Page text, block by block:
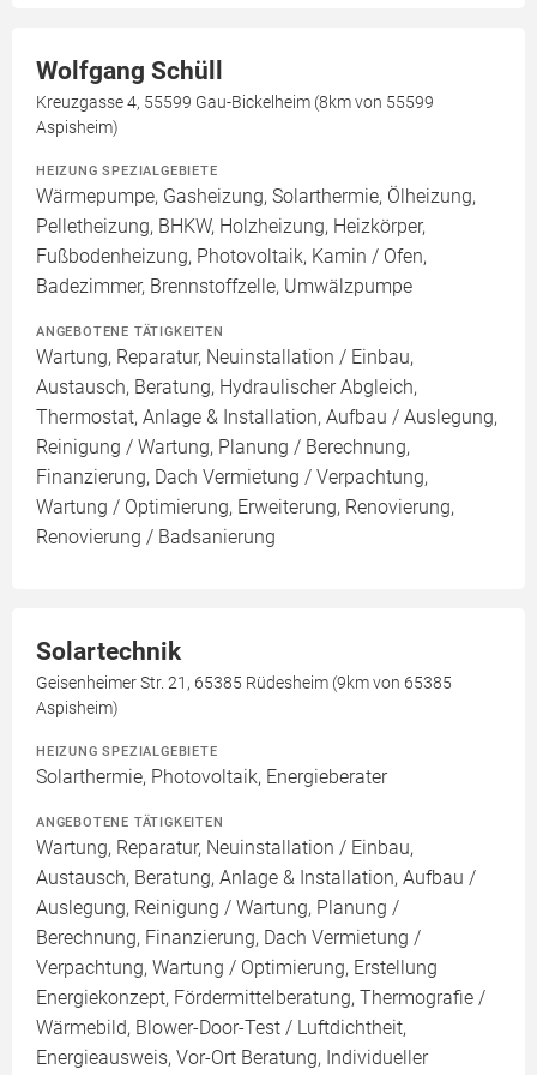
Wolfgang Schüll
Kreuzgasse 4, 55599 Gau-Bickelheim (8km von 55599
Aspisheim)
HEIZUNG SPEZIALGEBIETE
Wärmepumpe, Gasheizung, Solarthermie, Ölheizung,
Pelletheizung, BHKW, Holzheizung, Heizkörper,
Fußbodenheizung, Photovoltaik, Kamin / Ofen,
Badezimmer, Brennstoffzelle, Umwälzpumpe
ANGEBOTENE TÄTIGKEITEN
Wartung, Reparatur, Neuinstallation / Einbau,
Austausch, Beratung, Hydraulischer Abgleich,
Thermostat, Anlage & Installation, Aufbau / Auslegung,
Reinigung / Wartung, Planung / Berechnung,
Finanzierung, Dach Vermietung / Verpachtung,
Wartung / Optimierung, Erweiterung, Renovierung,
Renovierung / Badsanierung
Solartechnik
Geisenheimer Str. 21, 65385 Rüdesheim (9km von 65385
Aspisheim)
HEIZUNG SPEZIALGEBIETE
Solarthermie, Photovoltaik, Energieberater
ANGEBOTENE TÄTIGKEITEN
Wartung, Reparatur, Neuinstallation / Einbau,
Austausch, Beratung, Anlage & Installation, Aufbau /
Auslegung, Reinigung / Wartung, Planung /
Berechnung, Finanzierung, Dach Vermietung /
Verpachtung, Wartung / Optimierung, Erstellung
Energiekonzept, Fördermittelberatung, Thermografie /
Wärmebild, Blower-Door-Test / Luftdichtheit,
Energieausweis, Vor-Ort Beratung, Individueller